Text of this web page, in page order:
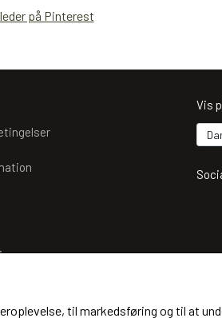
på Pinterest
Vis
til markedsføring og til at